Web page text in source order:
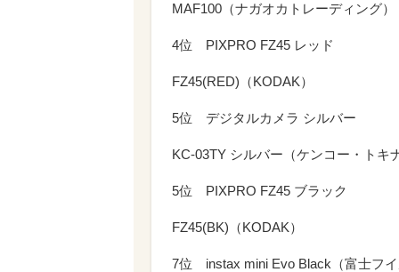
MAF100（ナガオカトレーディング）
4位 PIXPRO FZ45 レッド
FZ45(RED)（KODAK）
5位 デジタルカメラ シルバー
KC-03TY シルバー（ケンコー・トキ
5位 PIXPRO FZ45 ブラック
FZ45(BK)（KODAK）
7位 instax mini Evo Black（富士フイ